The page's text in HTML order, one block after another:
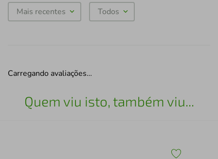
Mais recentes Todos
Carregando avaliações…
Quem viu isto, também viu...